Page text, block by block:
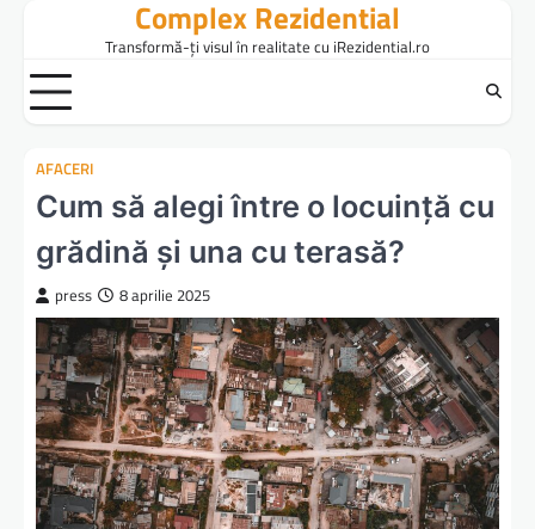
content
Complex Rezidential
Transformă-ți visul în realitate cu iRezidential.ro
AFACERI
Cum să alegi între o locuință cu
grădină și una cu terasă?
press 8 aprilie 2025